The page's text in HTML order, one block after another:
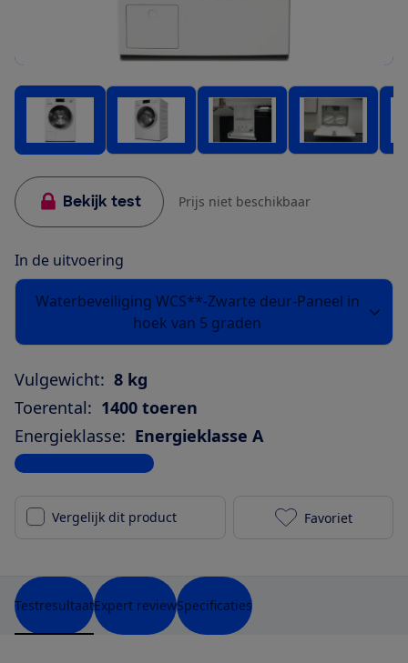
Bekijk test Prijs niet beschikbaar
In de uitvoering
Waterbeveiliging WCS**-Zwarte deur-Paneel in
hoek van 5 graden
Vulgewicht: 8 kg
Toerental: 1400 toeren
Energieklasse: Energieklasse A
Bekijk alle specificaties
Vergelijk dit product Miele WSE
Favoriet
TestresultaatExpert reviewSpecificaties